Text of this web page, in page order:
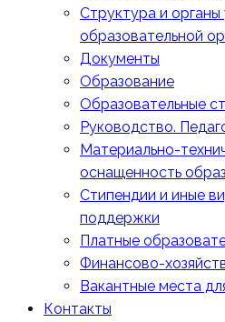
Структура и органы
образовательной
Документы
Образование
Образовательные
Руководство.
Материально-
оснащенность
Стипендии и иные
поддержки
Платные
Финансово-
Вакантные места
Контакты